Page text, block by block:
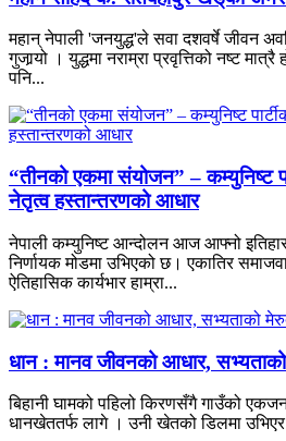
महान् नेपाली 'जनयुद्ध'ले सवा दशवर्षे जीवन
गुजार्‍यो । युद्धमा नराम्रा प्रवृत्तिको नष्ट
पनि...
“तीनको एकमा संयोजन” – कम्युनिष्ट
नेतृत्व हस्तान्तरणको आधार
नेपाली कम्युनिष्ट आन्दोलन आज आफ्नो
निर्णायक मोडमा उभिएको छ। एकातिर
ऐतिहासिक कार्यभार हाम्रा...
धान : मानव जीवनको आधार,
बिहानी घामको पहिलो किरणसँगै गाउँको
धानखेततर्फ लागे । उनी खेतको डिलमा